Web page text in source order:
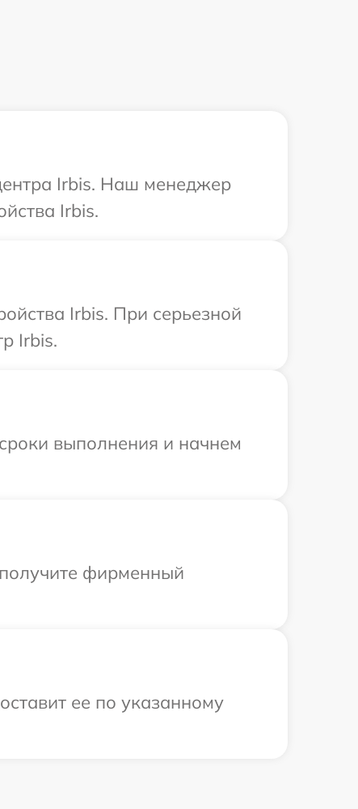
Irbis. Наш менеджер
Irbis.
Irbis. При серьезной
Irbis.
выполнения и начнем
фирменный
ее по указанному